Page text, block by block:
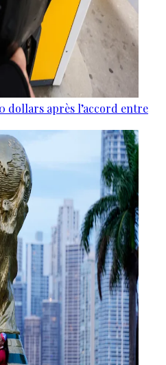
dollars après l’accord entre